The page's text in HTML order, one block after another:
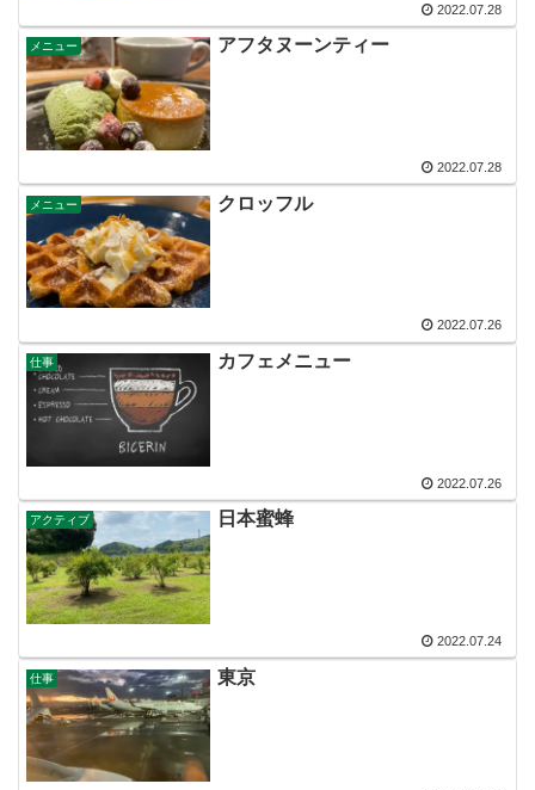
2022.07.28
メニュー アフタヌーンティー
2022.07.28
メニュー クロッフル
2022.07.26
仕事 カフェメニュー
2022.07.26
アクティブ 日本蜜蜂
2022.07.24
仕事 東京